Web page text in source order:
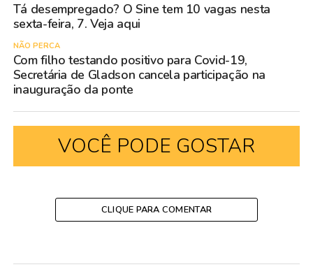
Tá desempregado? O Sine tem 10 vagas nesta
sexta-feira, 7. Veja aqui
NÃO PERCA
Com filho testando positivo para Covid-19,
Secretária de Gladson cancela participação na
inauguração da ponte
VOCÊ PODE GOSTAR
CLIQUE PARA COMENTAR